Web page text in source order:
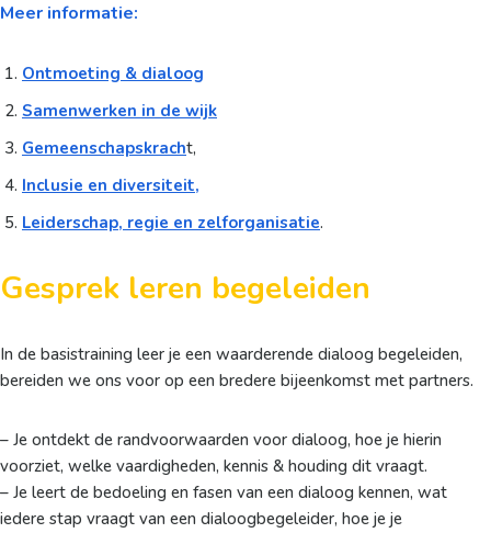
Meer informatie:
Ontmoeting & dialoog
Samenwerken in de wijk
Gemeenschapskracht,
Inclusie en diversiteit,
Leiderschap, regie en zelforganisatie.
Gesprek leren begeleiden
In de basistraining leer je een waarderende dialoog begeleiden,
bereiden we ons voor op een bredere bijeenkomst met partners.
– Je ontdekt de randvoorwaarden voor dialoog, hoe je hierin
voorziet, welke vaardigheden, kennis & houding dit vraagt.
– Je leert de bedoeling en fasen van een dialoog kennen, wat
iedere stap vraagt van een dialoogbegeleider, hoe je je